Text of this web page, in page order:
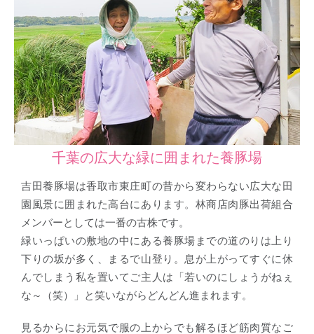
千葉の広大な緑に囲まれた養豚場
吉田養豚場は香取市東庄町の昔から変わらない広大な田
園風景に囲まれた高台にあります。林商店肉豚出荷組合
メンバーとしては一番の古株です。
緑いっぱいの敷地の中にある養豚場までの道のりは上り
下りの坂が多く、まるで山登り。息が上がってすぐに休
んでしまう私を置いてご主人は「若いのにしょうがねぇ
な～（笑）」と笑いながらどんどん進まれます。
見るからにお元気で服の上からでも解るほど筋肉質なご